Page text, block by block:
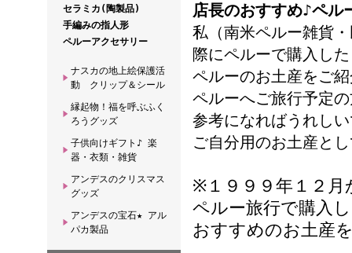
セラミカ(陶製品)
手編みの指人形
ペルーアクセサリー
ナスカの地上絵保護活
動 クリップ＆シール
縁起物！福を呼ぶふく
ろうグッズ
子供向けギフト♪ 楽
器・衣類・雑貨
アンデスのクリスマス
グッズ
アンデスの宝石★ アル
パカ製品
店長のおすすめ♪ペル
私（南米ペルー雑貨
際にペルーで購入した
ペルーのお土産をご
ペルーへご旅行予定
参考になればうれし
ご自分用のお土産と
※１９９９年１２月
ペルー旅行で購入
おすすめのお土産